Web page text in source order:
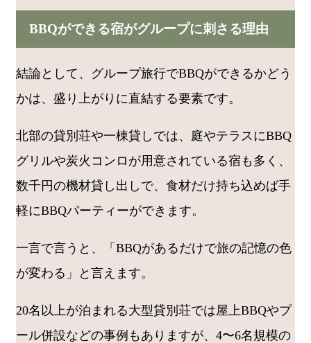
BBQができる宿がグループに刺さる理由
結論として、グループ旅行でBBQができるかどう
かは、盛り上がりに直結する要素です。
北部の貸別荘や一棟貸しでは、庭やテラスにBBQ
グリルや炭火コンロが用意されている宿も多く、
数千円の機材貸し出しで、食材だけ持ち込めば手
軽にBBQパーティーができます。
一言で言うと、「BBQがあるだけで旅の記憶の色
が変わる」と言えます。
20名以上が泊まれる大型貸別荘では屋上BBQやプ
ール併設などの事例もありますが、4〜6名規模の